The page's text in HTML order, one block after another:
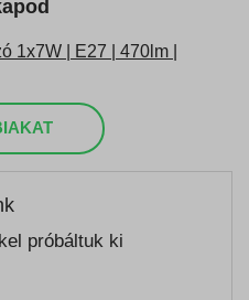
1x7W | E27 | 470lm |
próbáltuk ki